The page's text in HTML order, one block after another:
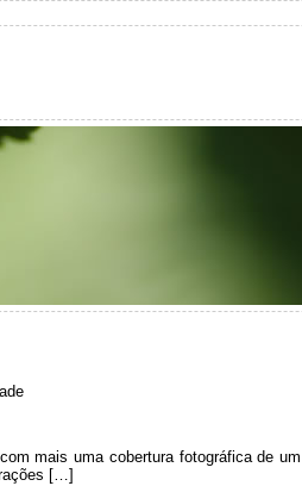
mais uma cobertura fotográfica de
[…]